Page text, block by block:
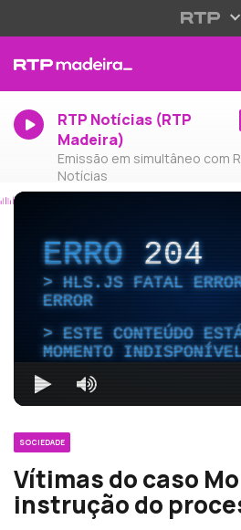
RTP Notícias (RTP
Madeira)
Emissão em simultâneo com
Notícias
ERRO204
HLS.JS FATAL
ERROR
ESTE CONTEÚDO
MOMENTO
SOCIEDADE
Vítimas do caso
instrução do